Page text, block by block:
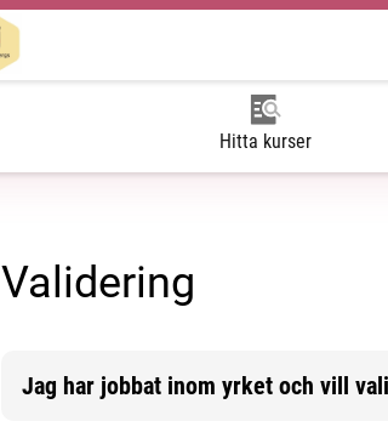
Hitta kurser
Validering
Jag har jobbat inom yrket och vill
Mer information